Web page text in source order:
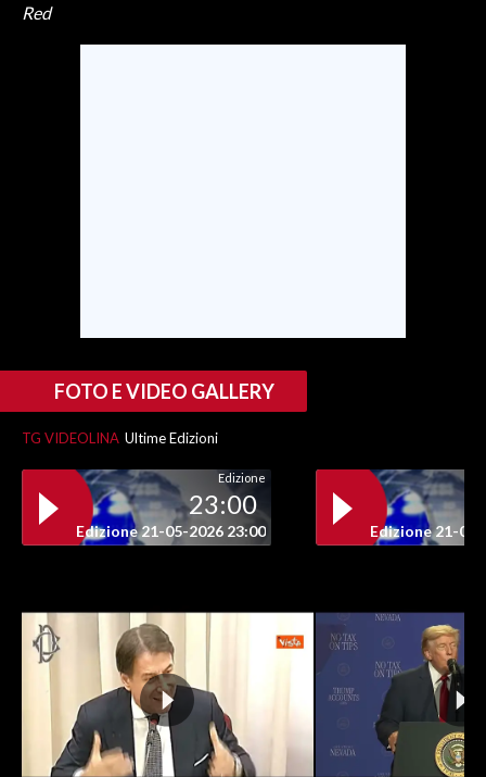
Red
FOTO E VIDEO GALLERY
TG VIDEOLINA Ultime Edizioni
Edizione
23:00
Edizione 21-05-2026 23:00 Edizione 21-05-